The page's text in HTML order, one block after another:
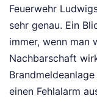
Feuerwehr
sehr genau. Ein
immer, wenn man
Nachbarschaft
einen Fehlalarm